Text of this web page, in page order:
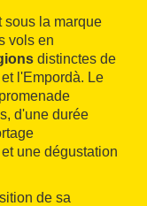
sous la marque
vols en
distinctes de
et l'Empordà. Le
d'une durée
une dégustation
de sa